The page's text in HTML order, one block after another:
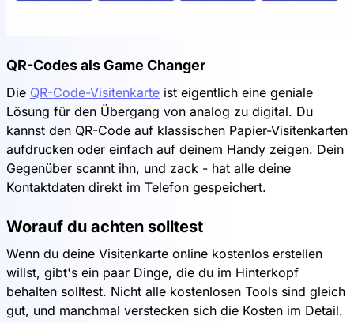
QR-Codes als Game Changer
Die QR-Code-Visitenkarte ist eigentlich eine geniale
Lösung für den Übergang von analog zu digital. Du
kannst den QR-Code auf klassischen Papier-Visitenkarten
aufdrucken oder einfach auf deinem Handy zeigen. Dein
Gegenüber scannt ihn, und zack - hat alle deine
Kontaktdaten direkt im Telefon gespeichert.
Worauf du achten solltest
Wenn du deine Visitenkarte online kostenlos erstellen
willst, gibt's ein paar Dinge, die du im Hinterkopf
behalten solltest. Nicht alle kostenlosen Tools sind gleich
gut, und manchmal verstecken sich die Kosten im Detail.